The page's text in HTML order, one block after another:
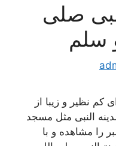
صلی
سلم
نظیر و زیبا از
النبی مثل مسجد
را مشاهده و با